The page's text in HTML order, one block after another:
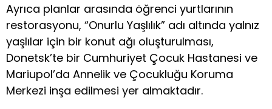
Ayrıca planlar arasında öğrenci yurtlarının
restorasyonu, “Onurlu Yaşlılık” adı altında yalnız
yaşlılar için bir konut ağı oluşturulması,
Donetsk’te bir Cumhuriyet Çocuk Hastanesi ve
Mariupol’da Annelik ve Çocukluğu Koruma
Merkezi inşa edilmesi yer almaktadır.